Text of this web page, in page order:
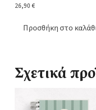
26,90 €
Προσθήκη στο
Σχετικά